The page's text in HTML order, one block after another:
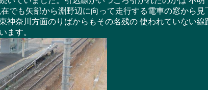
でも矢部から淵野辺に向って走行する電車の窓から見
奈川方面のりばからもその名残の 使われていない線
ます。